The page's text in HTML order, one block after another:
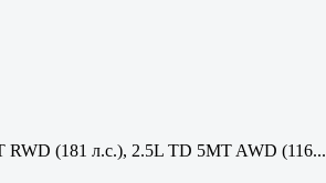
(181 л.с.), 2.5L TD 5MT AWD (116...